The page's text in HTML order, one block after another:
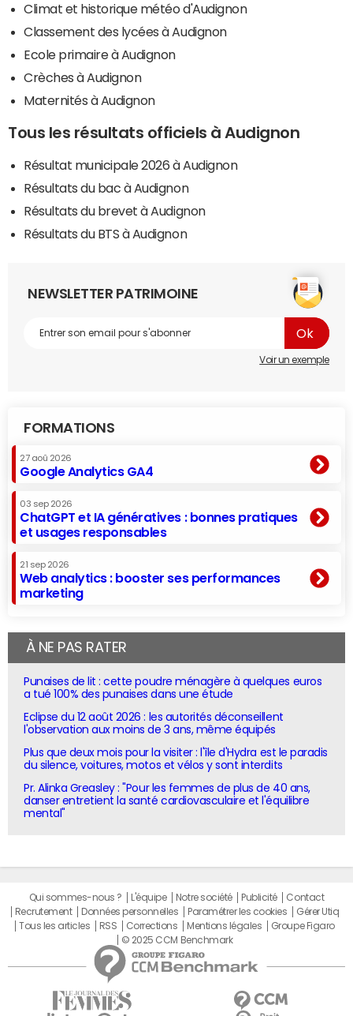
Climat et historique météo d'Audignon
Classement des lycées à Audignon
Ecole primaire à Audignon
Crèches à Audignon
Maternités à Audignon
Tous les résultats officiels à Audignon
Résultat municipale 2026 à Audignon
Résultats du bac à Audignon
Résultats du brevet à Audignon
Résultats du BTS à Audignon
NEWSLETTER PATRIMOINE
Voir un exemple
FORMATIONS
27 aoû 2026
Google Analytics GA4
03 sep 2026
ChatGPT et IA génératives : bonnes pratiques
et usages responsables
21 sep 2026
Web analytics : booster ses performances
marketing
À NE PAS RATER
Punaises de lit : cette poudre ménagère à quelques euros
a tué 100% des punaises dans une étude
Eclipse du 12 août 2026 : les autorités déconseillent
l'observation aux moins de 3 ans, même équipés
Plus que deux mois pour la visiter : l'île d'Hydra est le paradis
du silence, voitures, motos et vélos y sont interdits
Pr. Alinka Greasley : "Pour les femmes de plus de 40 ans,
danser entretient la santé cardiovasculaire et l'équilibre
mental"
Qui sommes-nous ? L'équipe Notre société Publicité
Contact
Recrutement
Données personnelles Paramétrer les cookies
Gérer Utiq
Tous les articles
RSS Corrections Mentions légales
Groupe Figaro
© 2025 CCM Benchmark